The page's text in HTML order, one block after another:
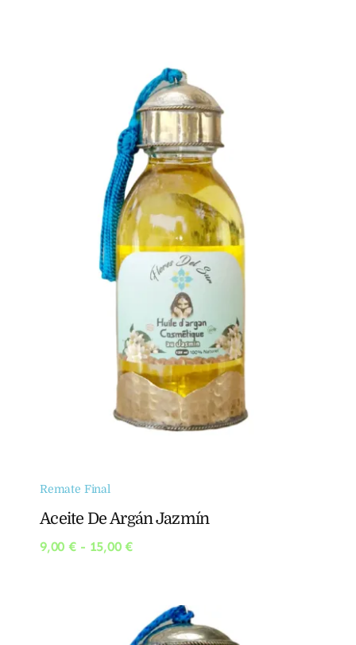
Remate Final
Aceite De Argán Jazmín
9,00€ - 15,00€Rango
9,00 €
hasta
15,00 €